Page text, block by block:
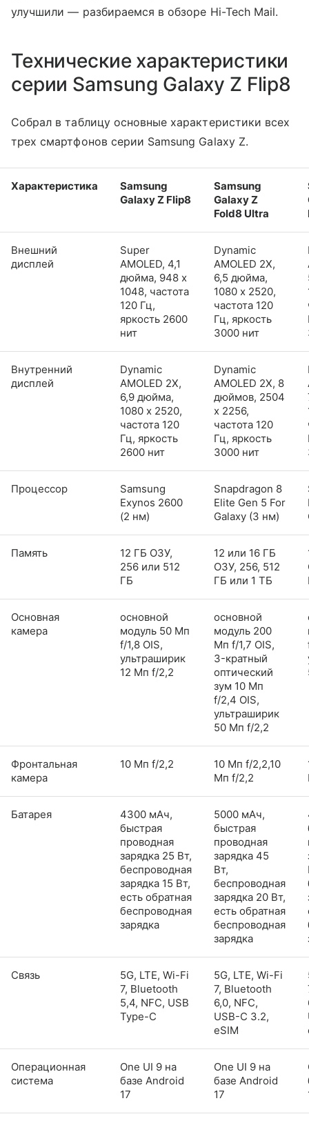
улучшили — разбираемся в обзоре Hi-Tech Mail.
Технические характеристики
серии Samsung Galaxy Z Flip8
Собрал в таблицу основные характеристики всех
трех смартфонов серии Samsung Galaxy Z.
Характеристика
Samsung
Galaxy Z Flip8
Samsung
Galaxy Z
Fold8 Ultra
Внешний
дисплей
Super
AMOLED, 4,1
дюйма, 948 x
1048, частота
120 Гц,
яркость 2600
нит
Dynamic
AMOLED 2X,
6,5 дюйма,
1080 x 2520,
частота 120
Гц, яркость
3000 нит
Внутренний
дисплей
Dynamic
AMOLED 2X,
6,9 дюйма,
1080 x 2520,
частота 120
Гц, яркость
2600 нит
Dynamic
AMOLED 2X, 8
дюймов, 2504
x 2256,
частота 120
Гц, яркость
3000 нит
Процессор
Samsung
Exynos 2600
(2 нм)
Snapdragon 8
Elite Gen 5 For
Galaxy (3 нм)
Память
12 ГБ ОЗУ,
256 или 512
ГБ
12 или 16 ГБ
ОЗУ, 256, 512
ГБ или 1 ТБ
Основная
камера
основной
модуль 50 Мп
f/1,8 OIS,
ультраширик
12 Мп f/2,2
основной
модуль 200
Мп f/1,7 OIS,
3-кратный
оптический
зум 10 Мп
f/2,4 OIS,
ультраширик
50 Мп f/2,2
Фронтальная
камера
10 Мп f/2,2
10 Мп f/2,2,10
Мп f/2,2
Батарея
4300 мАч,
быстрая
проводная
зарядка 25 Вт,
беспроводная
зарядка 15 Вт,
есть обратная
беспроводная
зарядка
5000 мАч,
быстрая
проводная
зарядка 45
Вт,
беспроводная
зарядка 20 Вт,
есть обратная
беспроводная
зарядка
Связь
5G, LTE, Wi-Fi
7, Bluetooth
5,4, NFC, USB
Type-C
5G, LTE, Wi-Fi
7, Bluetooth
6,0, NFC,
USB-C 3.2,
eSIM
Операционная
система
One UI 9 на
базе Android
17
One UI 9 на
базе Android
17